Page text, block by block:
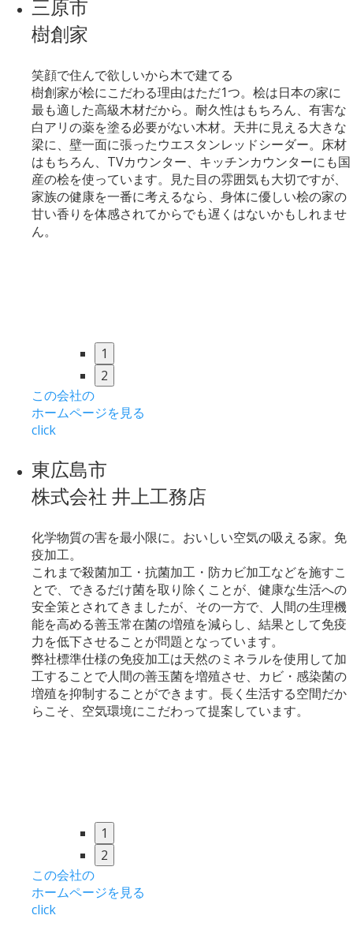
三原市
樹創家
笑顔で住んで欲しいから木で建てる
樹創家が桧にこだわる理由はただ1つ。桧は日本の家に
最も適した高級木材だから。耐久性はもちろん、有害な
白アリの薬を塗る必要がない木材。天井に見える大きな
梁に、壁一面に張ったウエスタンレッドシーダー。床材
はもちろん、TVカウンター、キッチンカウンターにも国
産の桧を使っています。見た目の雰囲気も大切ですが、
家族の健康を一番に考えるなら、身体に優しい桧の家の
甘い香りを体感されてからでも遅くはないかもしれませ
ん。
1
2
この会社の
ホームページを見る
click
東広島市
株式会社 井上工務店
化学物質の害を最小限に。おいしい空気の吸える家。免
疫加工。
これまで殺菌加工・抗菌加工・防カビ加工などを施すこ
とで、できるだけ菌を取り除くことが、健康な生活への
安全策とされてきましたが、その一方で、人間の生理機
能を高める善玉常在菌の増殖を減らし、結果として免疫
力を低下させることが問題となっています。
弊社標準仕様の免疫加工は天然のミネラルを使用して加
工することで人間の善玉菌を増殖させ、カビ・感染菌の
増殖を抑制することができます。長く生活する空間だか
らこそ、空気環境にこだわって提案しています。
1
2
この会社の
ホームページを見る
click